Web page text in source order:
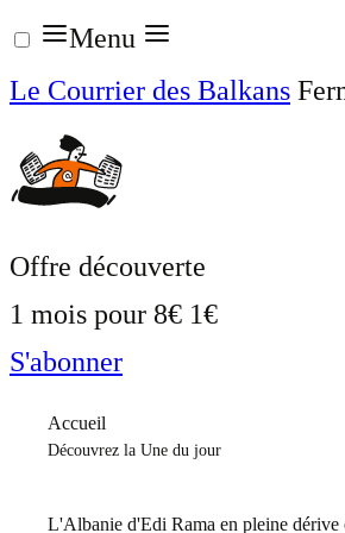
Aller
au
contenu
Menu
Le Courrier des Balkans
Offre découverte
1 mois pour 8€ 1€
S'abonner
Accueil
Découvrez la Une du jour
L'Albanie d'Edi Rama en pleine dérive